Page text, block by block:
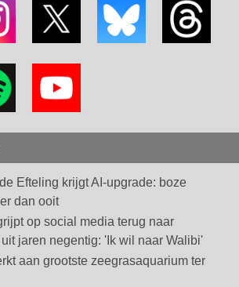
Efteling krijgt AI-upgrade: boze
dan ooit
op social media terug naar
jaren negentig: 'Ik wil naar Walibi'
aan grootste zeegrasaquarium ter